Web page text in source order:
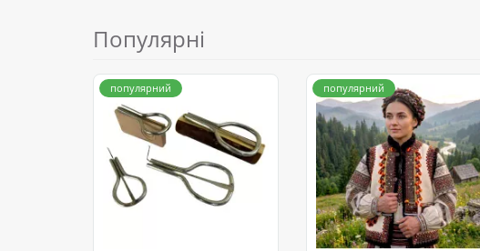
Популярні
популярний популярний